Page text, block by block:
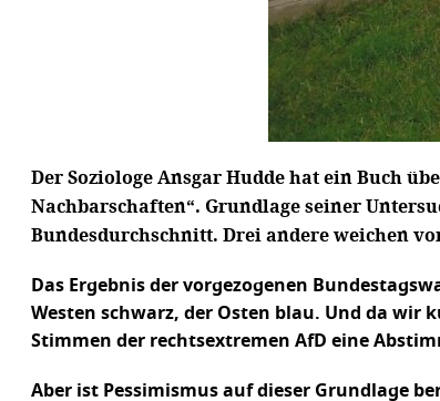
Der Soziologe Ansgar Hudde hat ein Buch
Nachbarschaften“. Grundlage seiner
Bundesdurchschnitt. Drei andere weichen
Das Ergebnis der vorgezogenen
Westen schwarz, der Osten blau. Und da wir
Stimmen der rechtsextremen AfD eine
Aber ist Pessimismus auf dieser Grundlage